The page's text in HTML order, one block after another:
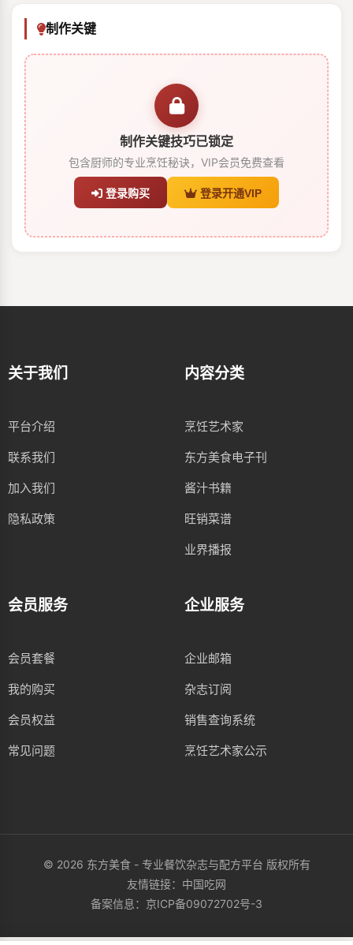
制作关键
制作关键技巧已锁定
包含厨师的专业烹饪秘诀，VIP会员免费查看
登录购买 登录开通VIP
关于我们
平台介绍
联系我们
加入我们
隐私政策
内容分类
烹饪艺术家
东方美食电子刊
酱汁书籍
旺销菜谱
业界播报
会员服务
会员套餐
我的购买
会员权益
常见问题
企业服务
企业邮箱
杂志订阅
销售查询系统
烹饪艺术家公示
© 2026 东方美食 - 专业餐饮杂志与配方平台 版权所有
友情链接： 中国吃网
备案信息： 京ICP备09072702号-3